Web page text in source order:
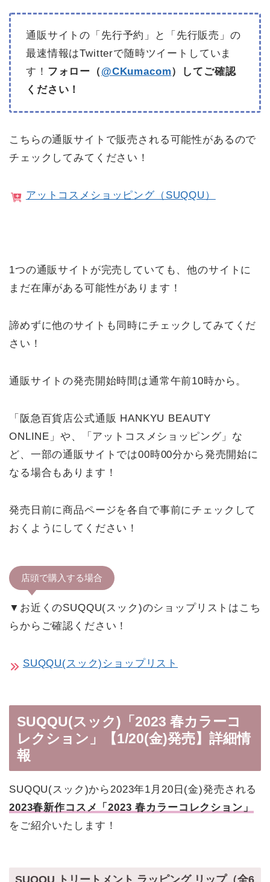
通販サイトの「先行予約」と「先行販売」の
最速情報はTwitterで随時ツイートしていま
す！ フォロー（ @CKumacom）してご確認
ください！
こちらの通販サイトで販売される可能性があるので
チェックしてみてください！
アットコスメショッピング（SUQQU）
1つの通販サイトが完売していても、他のサイトに
まだ在庫がある可能性があります！
諦めずに他のサイトも同時にチェックしてみてくだ
さい！
通販サイトの発売開始時間は通常午前10時から。
「阪急百貨店公式通販 HANKYU BEAUTY
ONLINE」や、「アットコスメショッピング」な
ど、一部の通販サイトでは00時00分から発売開始に
なる場合もあります！
発売日前に商品ページを各自で事前にチェックして
おくようにしてください！
店頭で購入する場合
▼お近くのSUQQU(スック)のショップリストはこち
らからご確認ください！
SUQQU(スック)ショップリスト
SUQQU(スック)「2023 春カラーコ
レクション」【1/20(金)発売】詳細情
報
SUQQU(スック)から2023年1月20日(金)発売される
2023春新作コスメ「2023 春カラーコレクション」
をご紹介いたします！
SUQQU トリートメント ラッピング リップ（全6